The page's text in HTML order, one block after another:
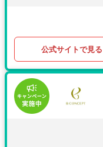
公式サイトで見る